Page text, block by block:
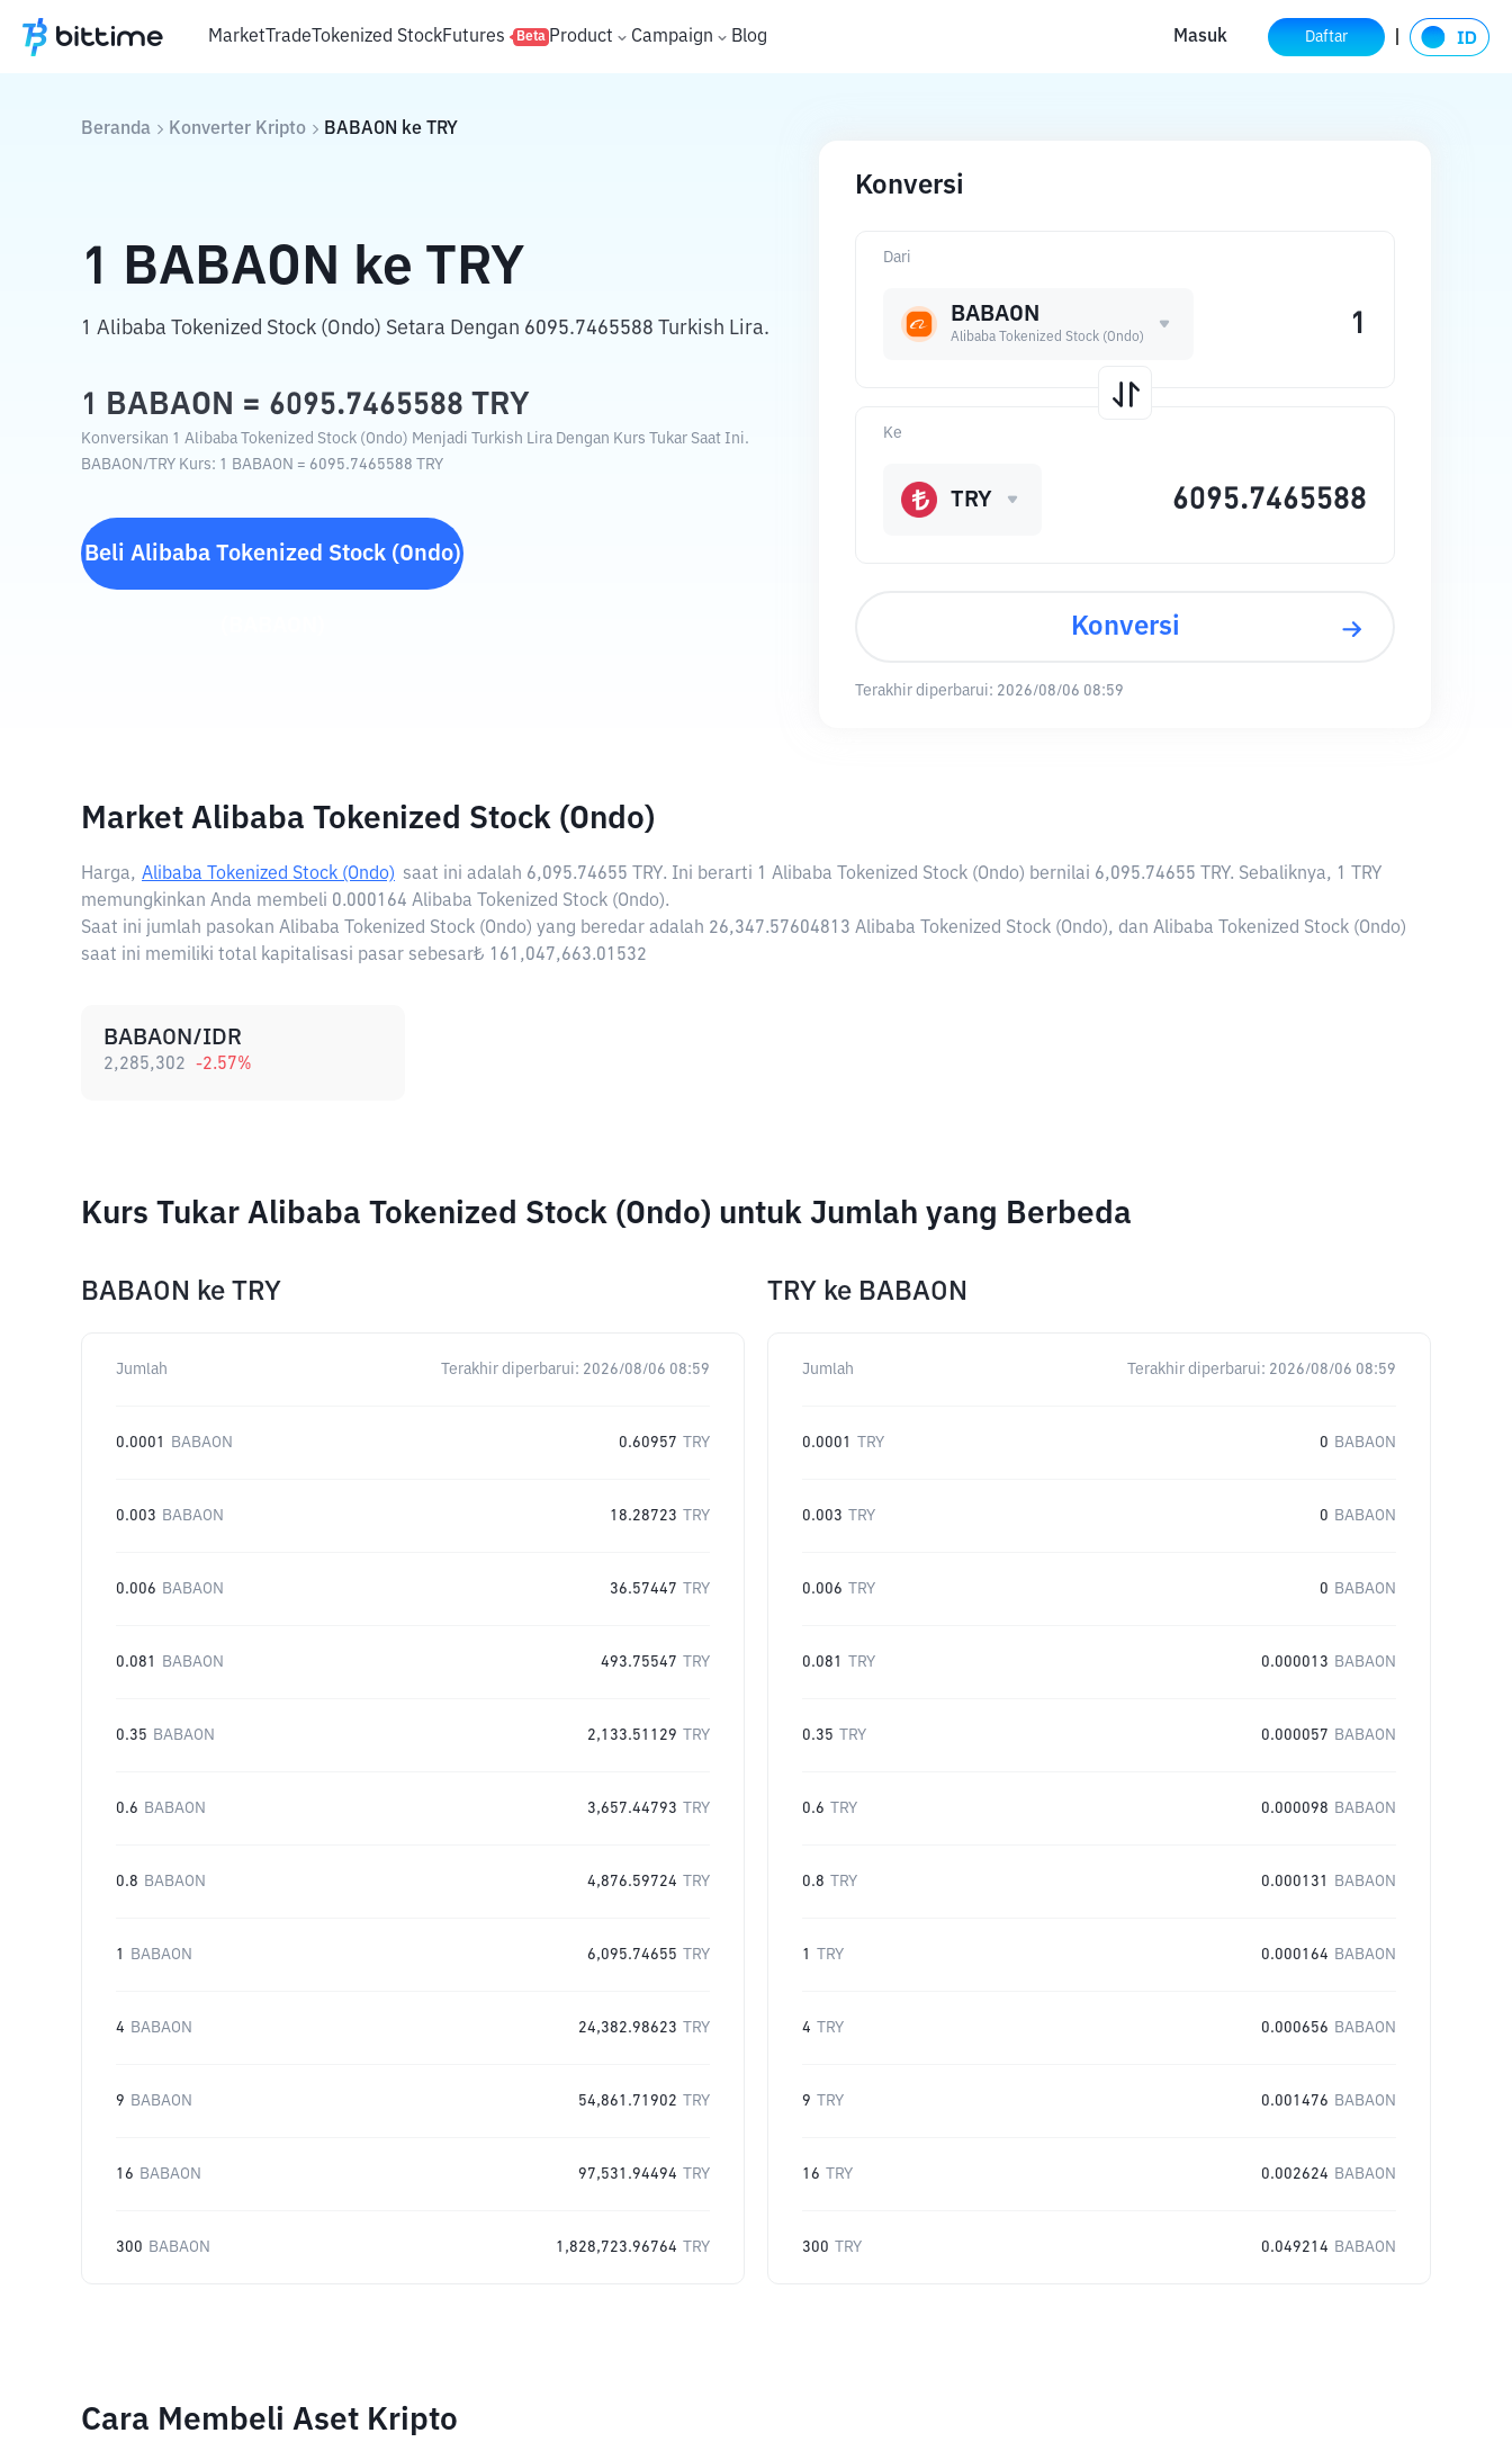
MarketTradeTokenized StockFutures Beta Product Campaign Blog Masuk Daftar
Beranda Konverter Kripto BABAON ke TRY
1 BABAON ke TRY
1 Alibaba Tokenized Stock (Ondo) Setara Dengan 6095.7465588 Turkish Lira.
1 BABAON = 6095.7465588 TRY
Konversikan 1 Alibaba Tokenized Stock (Ondo) Menjadi Turkish Lira Dengan Kurs Tukar Saat Ini.
BABAON /TRY Kurs: 1 BABAON = 6095.7465588 TRY
Beli Alibaba Tokenized Stock (Ondo)
Konversi
Dari
BABAON
Alibaba Tokenized Stock (Ondo)
Ke
TRY
Konversi
Terakhir diperbarui: 2026/08/06 08:59
Market Alibaba Tokenized Stock (Ondo)
Harga, Alibaba Tokenized Stock (Ondo) saat ini adalah 6,095.74655 TRY. Ini berarti 1 Alibaba Tokenized Stock (Ondo) bernilai 6,095.74655 TRY. Sebaliknya, 1 TRY
memungkinkan Anda membeli 0.000164 Alibaba Tokenized Stock (Ondo).
Saat ini jumlah pasokan Alibaba Tokenized Stock (Ondo) yang beredar adalah 26,347.57604813 Alibaba Tokenized Stock (Ondo), dan Alibaba Tokenized Stock (Ondo)
saat ini memiliki total kapitalisasi pasar sebesar₺ 161,047,663.01532
BABAON/IDR
2,285,302 -2.57%
Kurs Tukar Alibaba Tokenized Stock (Ondo) untuk Jumlah yang Berbeda
BABAON ke TRY
Jumlah Terakhir diperbarui: 2026/08/06 08:59
0.0001 BABAON 0.60957 TRY
0.003 BABAON 18.28723 TRY
0.006 BABAON 36.57447 TRY
0.081 BABAON 493.75547 TRY
0.35 BABAON 2,133.51129 TRY
0.6 BABAON 3,657.44793 TRY
0.8 BABAON 4,876.59724 TRY
1 BABAON 6,095.74655 TRY
4 BABAON 24,382.98623 TRY
9 BABAON 54,861.71902 TRY
16 BABAON 97,531.94494 TRY
300 BABAON 1,828,723.96764 TRY
TRY ke BABAON
Jumlah Terakhir diperbarui: 2026/08/06 08:59
0.0001 TRY 0 BABAON
0.003 TRY 0 BABAON
0.006 TRY 0 BABAON
0.081 TRY 0.000013 BABAON
0.35 TRY 0.000057 BABAON
0.6 TRY 0.000098 BABAON
0.8 TRY 0.000131 BABAON
1 TRY 0.000164 BABAON
4 TRY 0.000656 BABAON
9 TRY 0.001476 BABAON
16 TRY 0.002624 BABAON
300 TRY 0.049214 BABAON
Cara Membeli Aset Kripto